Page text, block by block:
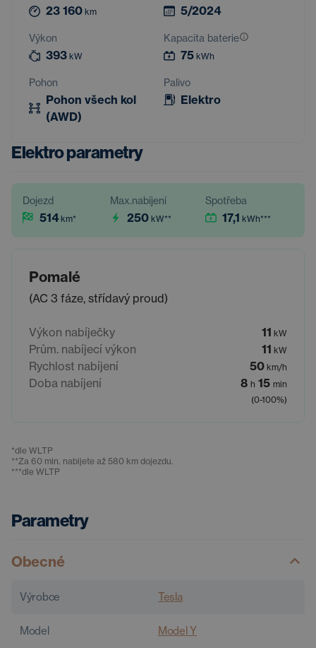
23 160 km 5/2024
Výkon
393 kW
Kapacita baterie
75 kWh
Pohon
Pohon všech kol
(AWD)
Palivo
Elektro
Elektro parametry
Dojezd
514 km*
Max.nabíjení
250 kW**
Spotřeba
17,1 kWh***
Pomalé
(AC 3 fáze, střídavý proud)
Výkon nabíječky 11 kW
Prům. nabíjecí výkon 11 kW
Rychlost nabíjení 50 km/h
Doba nabíjení 8 h 15 min
(0-100%)
*dle WLTP
**Za 60 min. nabijete až 580 km dojezdu.
***dle WLTP
Parametry
Obecné
Výrobce Tesla
Model Model Y